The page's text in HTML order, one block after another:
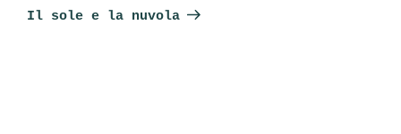
successivo
Il sole e la nuvola